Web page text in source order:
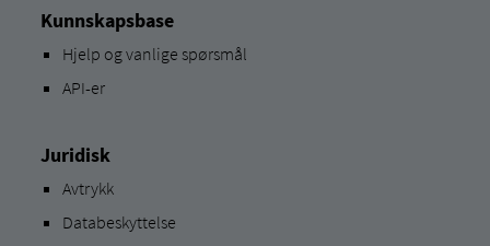
Kunnskapsbase
Hjelp og vanlige spørsmål
API-er
Juridisk
Avtrykk
Databeskyttelse